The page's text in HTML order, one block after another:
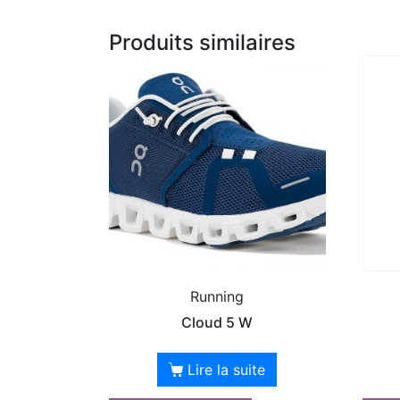
Produits similaires
Running
Cloud 5 W
Lire la suite